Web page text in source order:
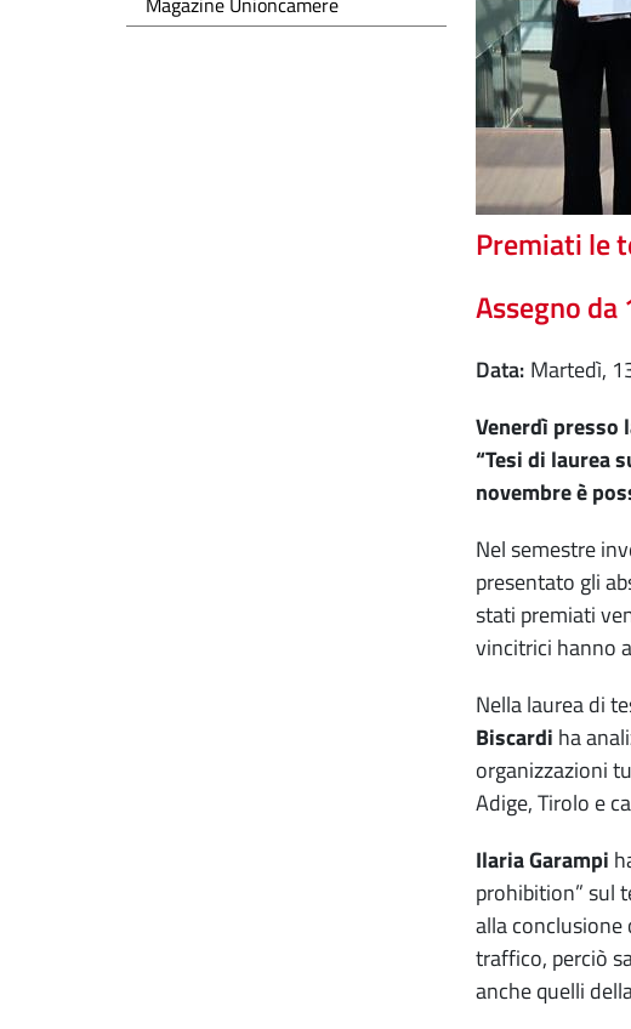
Premiati le
Assegno da
Data
martedì,
Venerdì presso
“Tesi di laurea
novembre è
Nel semestre
presentato gli
stati premiati
vincitrici hanno
Nella laurea di
Biscardi ha
organizzazioni
Adige, Tirolo e
Ilaria Garampi
prohibition” sul
alla conclusione
traffico, perciò
anche quelli